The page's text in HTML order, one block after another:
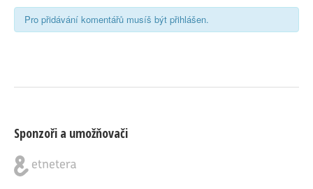
Pro přidávání komentářů musíš být přihlášen.
Sponzoři a umožňovači